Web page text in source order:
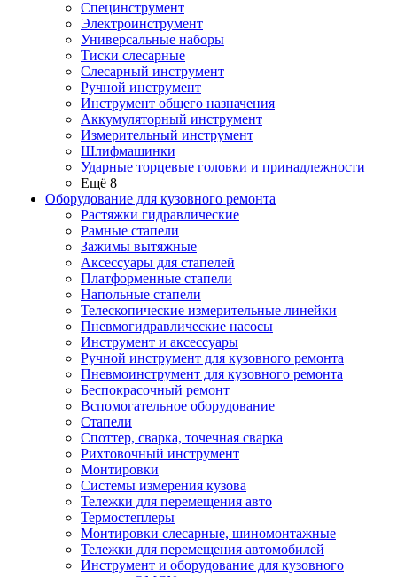
Специнструмент
Электроинструмент
Универсальные наборы
Тиски слесарные
Слесарный инструмент
Ручной инструмент
Инструмент общего назначения
Аккумуляторный инструмент
Измерительный инструмент
Шлифмашинки
Ударные торцевые головки и принадлежности
Ещё 8
Оборудование для кузовного ремонта
Растяжки гидравлические
Рамные стапели
Зажимы вытяжные
Аксессуары для стапелей
Платформенные стапели
Напольные стапели
Телескопические измерительные линейки
Пневмогидравлические насосы
Инструмент и аксессуары
Ручной инструмент для кузовного ремонта
Пневмоинструмент для кузовного ремонта
Беспокрасочный ремонт
Вспомогательное оборудование
Стапели
Споттер, сварка, точечная сварка
Рихтовочный инструмент
Монтировки
Системы измерения кузова
Тележки для перемещения авто
Термостеплеры
Монтировки слесарные, шиномонтажные
Тележки для перемещения автомобилей
Инструмент и оборудование для кузовного